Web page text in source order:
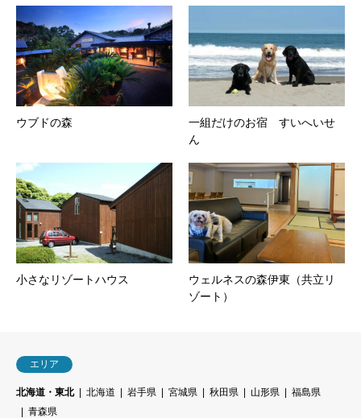
ウブドの森
一組だけのお宿 すいへいせ
ん
小さなリゾートハウス
ウェルネスの森伊東（共立リ
ゾート）
エリア
北海道・東北 北海道 岩手県 宮城県 秋田県 山形県
福島県
青森県